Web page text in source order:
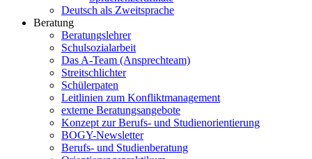
Deutsch als Zweitsprache
Beratung
Beratungslehrer
Schulsozialarbeit
Das A-Team (Ansprechteam)
Streitschlichter
Schülerpaten
Leitlinien zum Konfliktmanagement
externe Beratungsangebote
Konzept zur Berufs- und Studienorientierung
BOGY-Newsletter
Berufs- und Studienberatung